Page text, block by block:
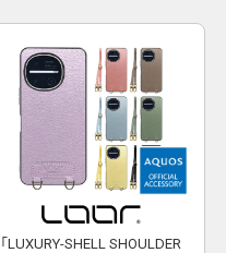
「LUXURY-SHELL SHOULDER